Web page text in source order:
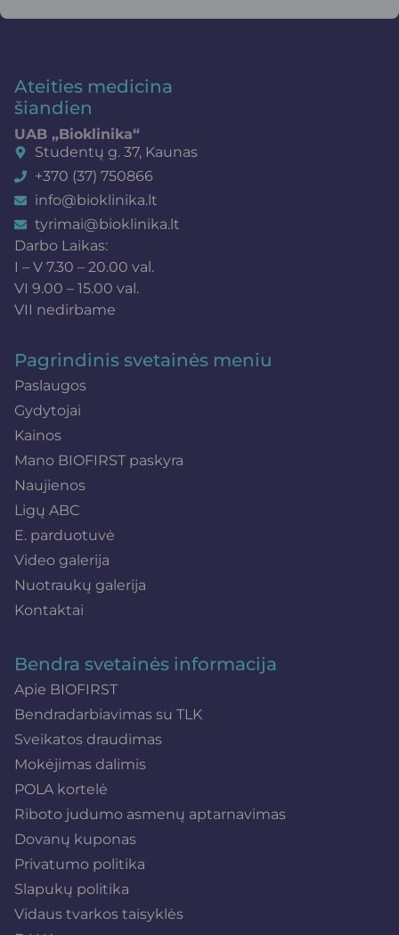
Ateities medicina
šiandien
UAB „Bioklinika“
Studentų g. 37, Kaunas
+370 (37) 750866
info@bioklinika.lt
tyrimai@bioklinika.lt
Darbo Laikas:
I – V 7.30 – 20.00 val.
VI 9.00 – 15.00 val.
VII nedirbame
Pagrindinis svetainės meniu
Paslaugos
Gydytojai
Kainos
Mano BIOFIRST paskyra
Naujienos
Ligų ABC
E. parduotuvė
Video galerija
Nuotraukų galerija
Kontaktai
Bendra svetainės informacija
Apie BIOFIRST
Bendradarbiavimas su TLK
Sveikatos draudimas
Mokėjimas dalimis
POLA kortelė
Riboto judumo asmenų aptarnavimas
Dovanų kuponas
Privatumo politika
Slapukų politika
Vidaus tvarkos taisyklės